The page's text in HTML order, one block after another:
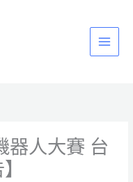
器人大賽 台